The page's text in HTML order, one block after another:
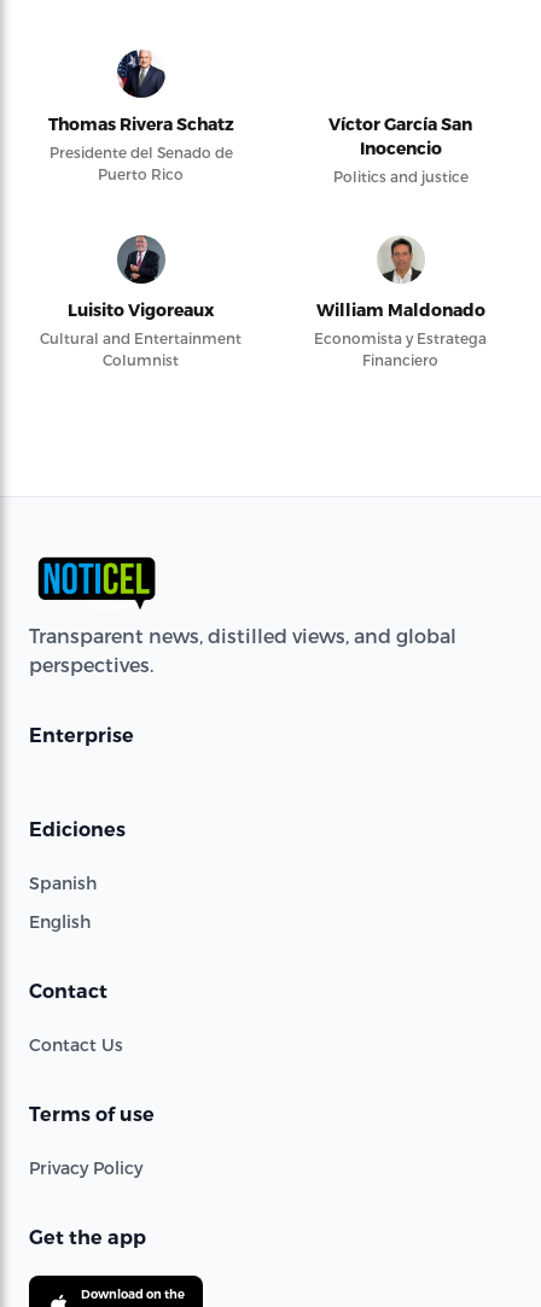
Thomas Rivera Schatz
Presidente del Senado de
Puerto Rico
Víctor García San
Inocencio
Politics and justice
Luisito Vigoreaux
Cultural and Entertainment
Columnist
William Maldonado
Economista y Estratega
Financiero
Transparent news, distilled views, and global
perspectives.
Enterprise
Ediciones
Spanish
English
Contact
Contact Us
Terms of use
Privacy Policy
Get the app
Download on the